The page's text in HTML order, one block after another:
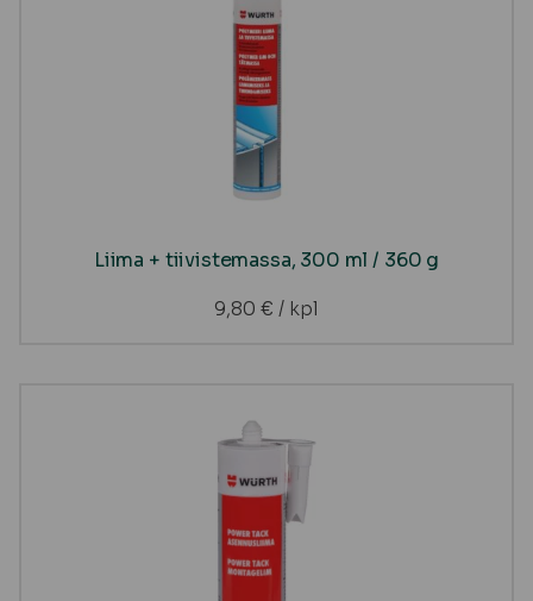
Liima + tiivistemassa, 300 ml / 360 g
9,80 € / kpl